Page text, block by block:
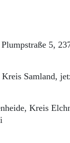
5,
Samland,
Kreis